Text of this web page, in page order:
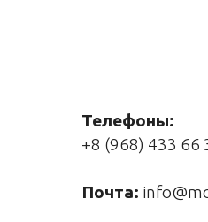
Телефоны:
+8 (968) 433 66
Почта: